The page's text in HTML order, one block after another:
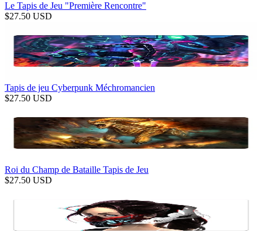
Le Tapis de Jeu "Première Rencontre"
$27.50 USD
Tapis de jeu Cyberpunk Méchromancien
$27.50 USD
Roi du Champ de Bataille Tapis de Jeu
$27.50 USD